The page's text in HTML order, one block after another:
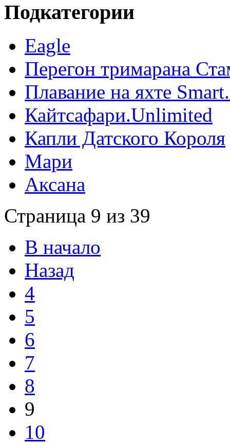
Подкатегории
Eagle
Перегон тримарана
Плавание на яхте
Кайтсафари.Unlimited
Капли Датского Короля
Мари
Аксана
Страница 9 из 39
В начало
Назад
4
5
6
7
8
9
10